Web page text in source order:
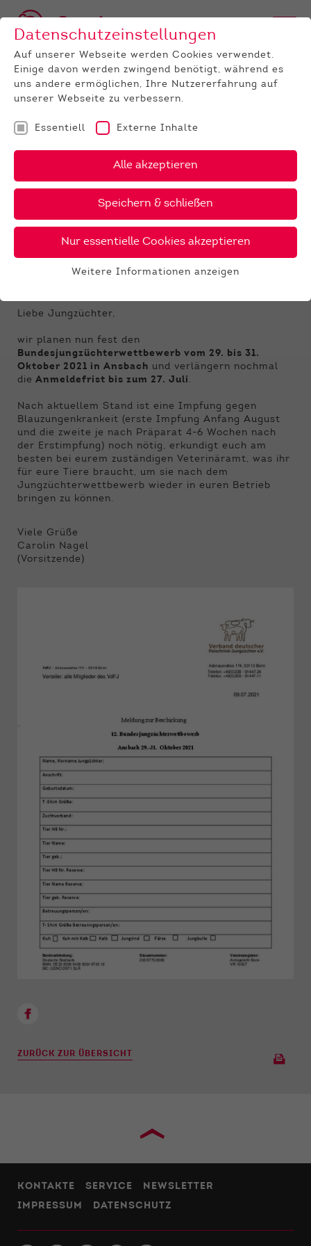
UNTERNEHMEN News
VdFJ-Wettbewerb: die
Anmeldefrist wurde
verlängert
Liebe Jungzüchter,
wir planen nun fest den
Bundesjungzüchterwettbewerb vom 29. bis 31.
Oktober 2021 in Ansbach und verlängern nochmal
die Anmeldefrist bis zum 27. Juli .
Nach aktuellem Stand ist eine Impfung gegen
Blauzungenkrankeit (erste Impfung Anfang August
und die zweite je nach Präparat 4-6 Wochen nach
der Erstimpfung) noch nötig, erkundigt euch am
besten bei eurem zuständigen Veterinäramt, was ihr
für eure Tiere braucht, um sie nach dem
Jungzüchterwettbewerb wieder in euren Betrieb
bringen zu können.
Viele Grüße
Carolin Nagel
(Vorsitzende)
ZURÜCK ZUR ÜBERSICHT
›
KONTAKTE SERVICE
NEWSLETTER
IMPRESSUM
DATENSCHUTZ
Datenschutzeinstellungen
Auf unserer Webseite werden Cookies verwendet.
Einige davon werden zwingend benötigt, während es
uns andere ermöglichen, Ihre Nutzererfahrung auf
unserer Webseite zu verbessern.
Essentiell Externe Inhalte
Alle akzeptieren
Speichern & schließen
Nur essentielle Cookies akzeptieren
Funktionen der Webseite benötigt. Dadurch ist
funktioniert.
Name cookie_optin
Anbieter Qnetics
Laufzeit 1 Jahr
Zweck Cookie Einstellungen speichern
Cookie-Informationen anzeigen
Externe Inhalte
Wir verwenden auf unserer Website externe
Inhalte, um Ihnen zusätzliche Informationen
anzubieten.
Weitere Informationen anzeigen